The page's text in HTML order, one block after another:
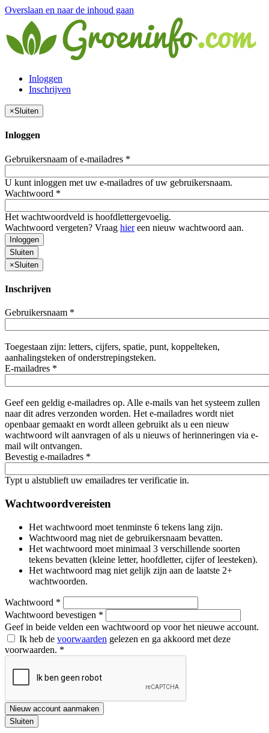
Overslaan en naar de inhoud gaan
Inloggen
Inschrijven
×Sluiten
Inloggen
Gebruikersnaam of e-mailadres *
U kunt inloggen met uw e-mailadres of uw gebruikersnaam.
Wachtwoord *
Het wachtwoordveld is hoofdlettergevoelig.
Wachtwoord vergeten? Vraag hiereen nieuw wachtwoord aan.
Inloggen
Sluiten
×Sluiten
Inschrijven
Gebruikersnaam *
Toegestaan zijn: letters, cijfers, spatie, punt, koppelteken,
aanhalingsteken of onderstrepingsteken.
E-mailadres *
Geef een geldig e-mailadres op. Alle e-mails van het systeem zullen
naar dit adres verzonden worden. Het e-mailadres wordt niet
openbaar gemaakt en wordt alleen gebruikt als u een nieuw
wachtwoord wilt aanvragen of als u nieuws of herinneringen via e-
mail wilt ontvangen.
Bevestig e-mailadres *
Typt u alstublieft uw emailadres ter verificatie in.
Wachtwoordvereisten
Het wachtwoord moet tenminste 6 tekens lang zijn.
Wachtwoord mag niet de gebruikersnaam bevatten.
Het wachtwoord moet minimaal 3 verschillende soorten
tekens bevatten (kleine letter, hoofdletter, cijfer of leesteken).
Het wachtwoord mag niet gelijk zijn aan de laatste 2+
wachtwoorden.
Wachtwoord *
Wachtwoord bevestigen *
Geef in beide velden een wachtwoord op voor het nieuwe account.
Ik heb de voorwaarden gelezen en ga akkoord met deze
voorwaarden. *
Nieuw account aanmaken
Sluiten